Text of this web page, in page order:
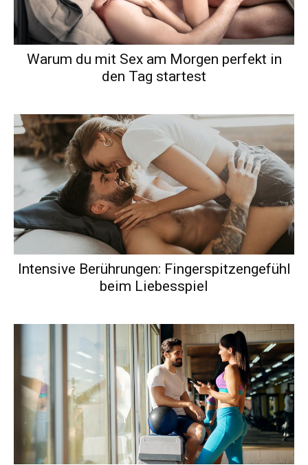
Warum du mit Sex am Morgen perfekt in
den Tag startest
Intensive Berührungen: Fingerspitzengefühl
beim Liebesspiel